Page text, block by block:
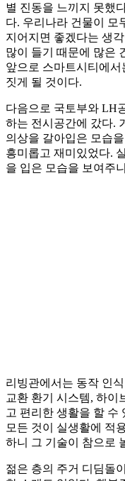
별 진동을 느끼지 못했
다. 우리나라 건물이 모
지어지면 좋겠다는 생
많이 들기 때문에 많은
앞으로 스마트시티에
짓게 될 것이다.
다음으로 국토부와 LH
하는 전시공간에 갔다.
의상을 갈아입은 모습
흥미롭고 재미있었다.
을 입은 모습을 보여주
리빙관에서는 동작 인
교환 환기 시스템, 하이
고 편리한 생활을 할 수
모든 것이 실생활에 적
하니 그 기술이 참으로
젊은 층의 주거 디딤돌